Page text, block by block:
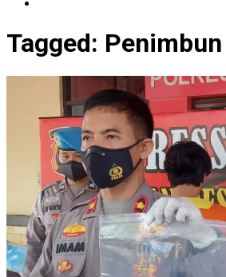
Tagged: Penimbun